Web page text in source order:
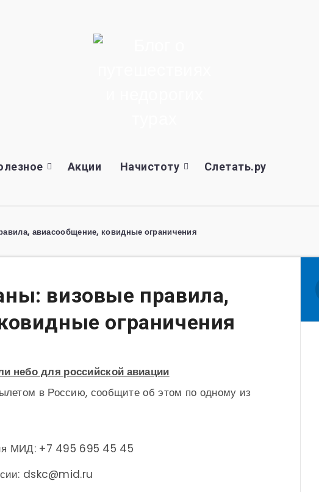
Акции Начистоту Слетать.ру
авиасообщение, ковидные ограничения
визовые правила,
ограничения
небо для российской авиации
в Россию, сообщите об этом по одному из
МИД: +7 495 695 45 45
dskc@mid.ru